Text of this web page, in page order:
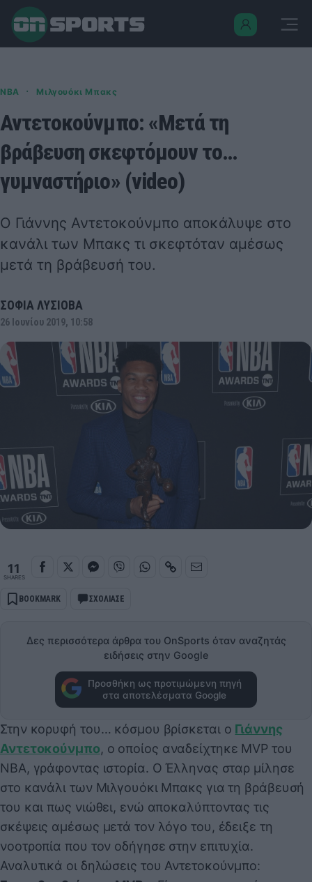
NBA · Μιλγουόκι Μπακς
Αντετοκούνμπο: «Μετά τη
βράβευση σκεφτόμουν το…
γυμναστήριο» (video)
Ο Γιάννης Αντετοκούνμπο αποκάλυψε στο
κανάλι των Μπακς τι σκεφτόταν αμέσως
μετά τη βράβευσή του.
ΣΟΦΙΑ ΛΥΣΙΟΒΑ
26 Ιουνίου 2019, 10:58
11
SHARES
BOOKMARK ΣΧΟΛΙΑΣΕ
Δες περισσότερα άρθρα του OnSports όταν αναζητάς
ειδήσεις στην Google
Προσθήκη ως προτιμώμενη πηγή
στα αποτελέσματα Google
Στην κορυφή του… κόσμου βρίσκεται ο Γιάννης
Αντετοκούνμπο, ο οποίος αναδείχτηκε MVP του
NBA, γράφοντας ιστορία. Ο Έλληνας σταρ μίλησε
στο κανάλι των Μιλγουόκι Μπακς για τη βράβευσή
του και πως νιώθει, ενώ αποκαλύπτοντας τις
σκέψεις αμέσως μετά τον λόγο του, έδειξε τη
νοοτροπία που τον οδήγησε στην επιτυχία.
Αναλυτικά οι δηλώσεις του Αντετοκούνμπο: